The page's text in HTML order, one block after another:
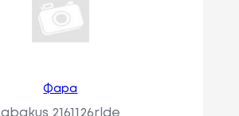
Фара
abakus 2161126rlde